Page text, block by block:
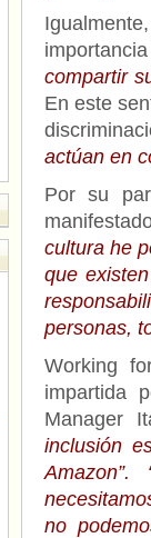
compartir
En este
actúan en
Por su
cultura he
que
personas,
Working
impartida
Manager
inclusión
no